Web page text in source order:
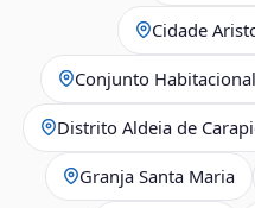
Cidade
Conjunto
Distrito Aldeia de
Granja Santa Maria